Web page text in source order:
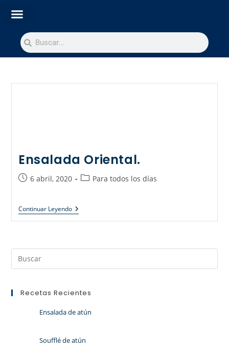
Ensalada Oriental.
6 abril, 2020 Para todos los días
Continuar Leyendo
Recetas Recientes
Ensalada de atún
Soufflé de atún